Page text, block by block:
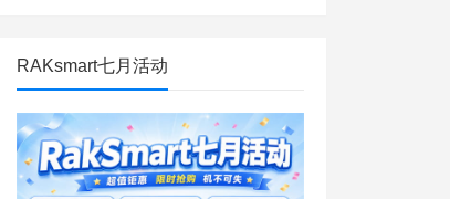
RAKsmart七月活动